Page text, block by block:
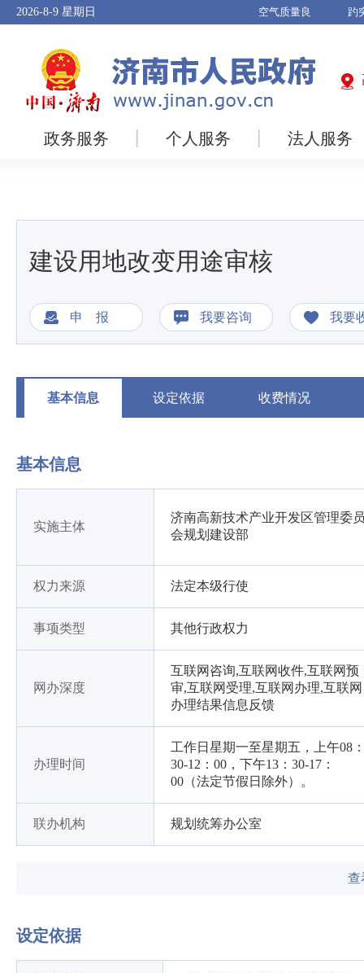
2026-8-9 星期日
政务服务 个人服务 法人服务
建设用地改变用途审核
申 报 我要咨询 我要
基本信息 设定依据 收费情况
基本信息
实施主体
济南高新技术产业开发区管理委
会规划建设部
权力来源 法定本级行使
事项类型 其他行政权力
网办深度
互联网咨询,互联网收件,互联网预
审,互联网受理,互联网办理,互联网
办理结果信息反馈
办理时间
工作日星期一至星期五，上午08
30-12：00，下午13：30-17：
00（法定节假日除外）。
联办机构 规划统筹办公室
查
设定依据